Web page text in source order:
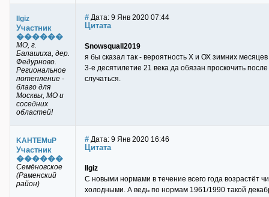
Ilgiz
Участник
������
МО, г.
Балашиха, дер.
Федурново.
Региональное
потепление -
благо для
Москвы, МО и
соседних
областей!
# Дата: 9 Янв 2020 07:44
Цитата
Snowsquall2019
я бы сказал так - вероятность Х и ОХ зимних
3-е десятилетие 21 века да обязан проскочить
случаться.
KAHTEMuP
Участник
������
Семёновское
(Раменский
район)
# Дата: 9 Янв 2020 16:46
Цитата
Ilgiz
С новыми нормами в течение всего года возрастёт
холодными. А ведь по нормам 1961/1990 такой